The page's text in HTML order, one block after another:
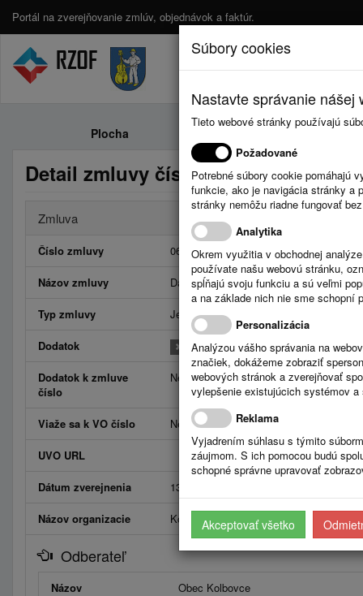
Portál na zverejňovanie zmlúv, objednávok a faktúr.
Plocha Zmluvy
Detail zmluvy číslo 06/2024
Zmluva
Číslo zmluvy 06/2024
Názov zmluvy Darovacia zmluva
Typ zmluvy Jednorázová
Dodatok
Dodatok k zmluve
číslo
Neviaže
Viaže sa k VO číslo Neviaže
UVO URL
Dátum zverejnenia 13.6.2024
Názov organizacie Kolbovce
Odberateľ
Názov Obec Kolbovce
Súbory cookies
Nastavte správanie
Tieto webové stránky používajú
Požadované
Potrebné súbory cookie pomáhajú
funkcie, ako je navigácia stránky a
stránky nemôžu riadne fungovať
Analytika
Okrem využitia v obchodnej
používate našu webovú stránku,
spĺňajú svoju funkciu a sú veľmi
a na základe nich nie sme schopní
Personalizácia
Analýzou vášho správania na
značiek, dokážeme zobraziť
webových stránok a zverejňovať
vylepšenie existujúcich systémov
Reklama
Vyjadrením súhlasu s týmito
záujmom. S ich pomocou budú
schopné správne upravovať
Akceptovať všetko